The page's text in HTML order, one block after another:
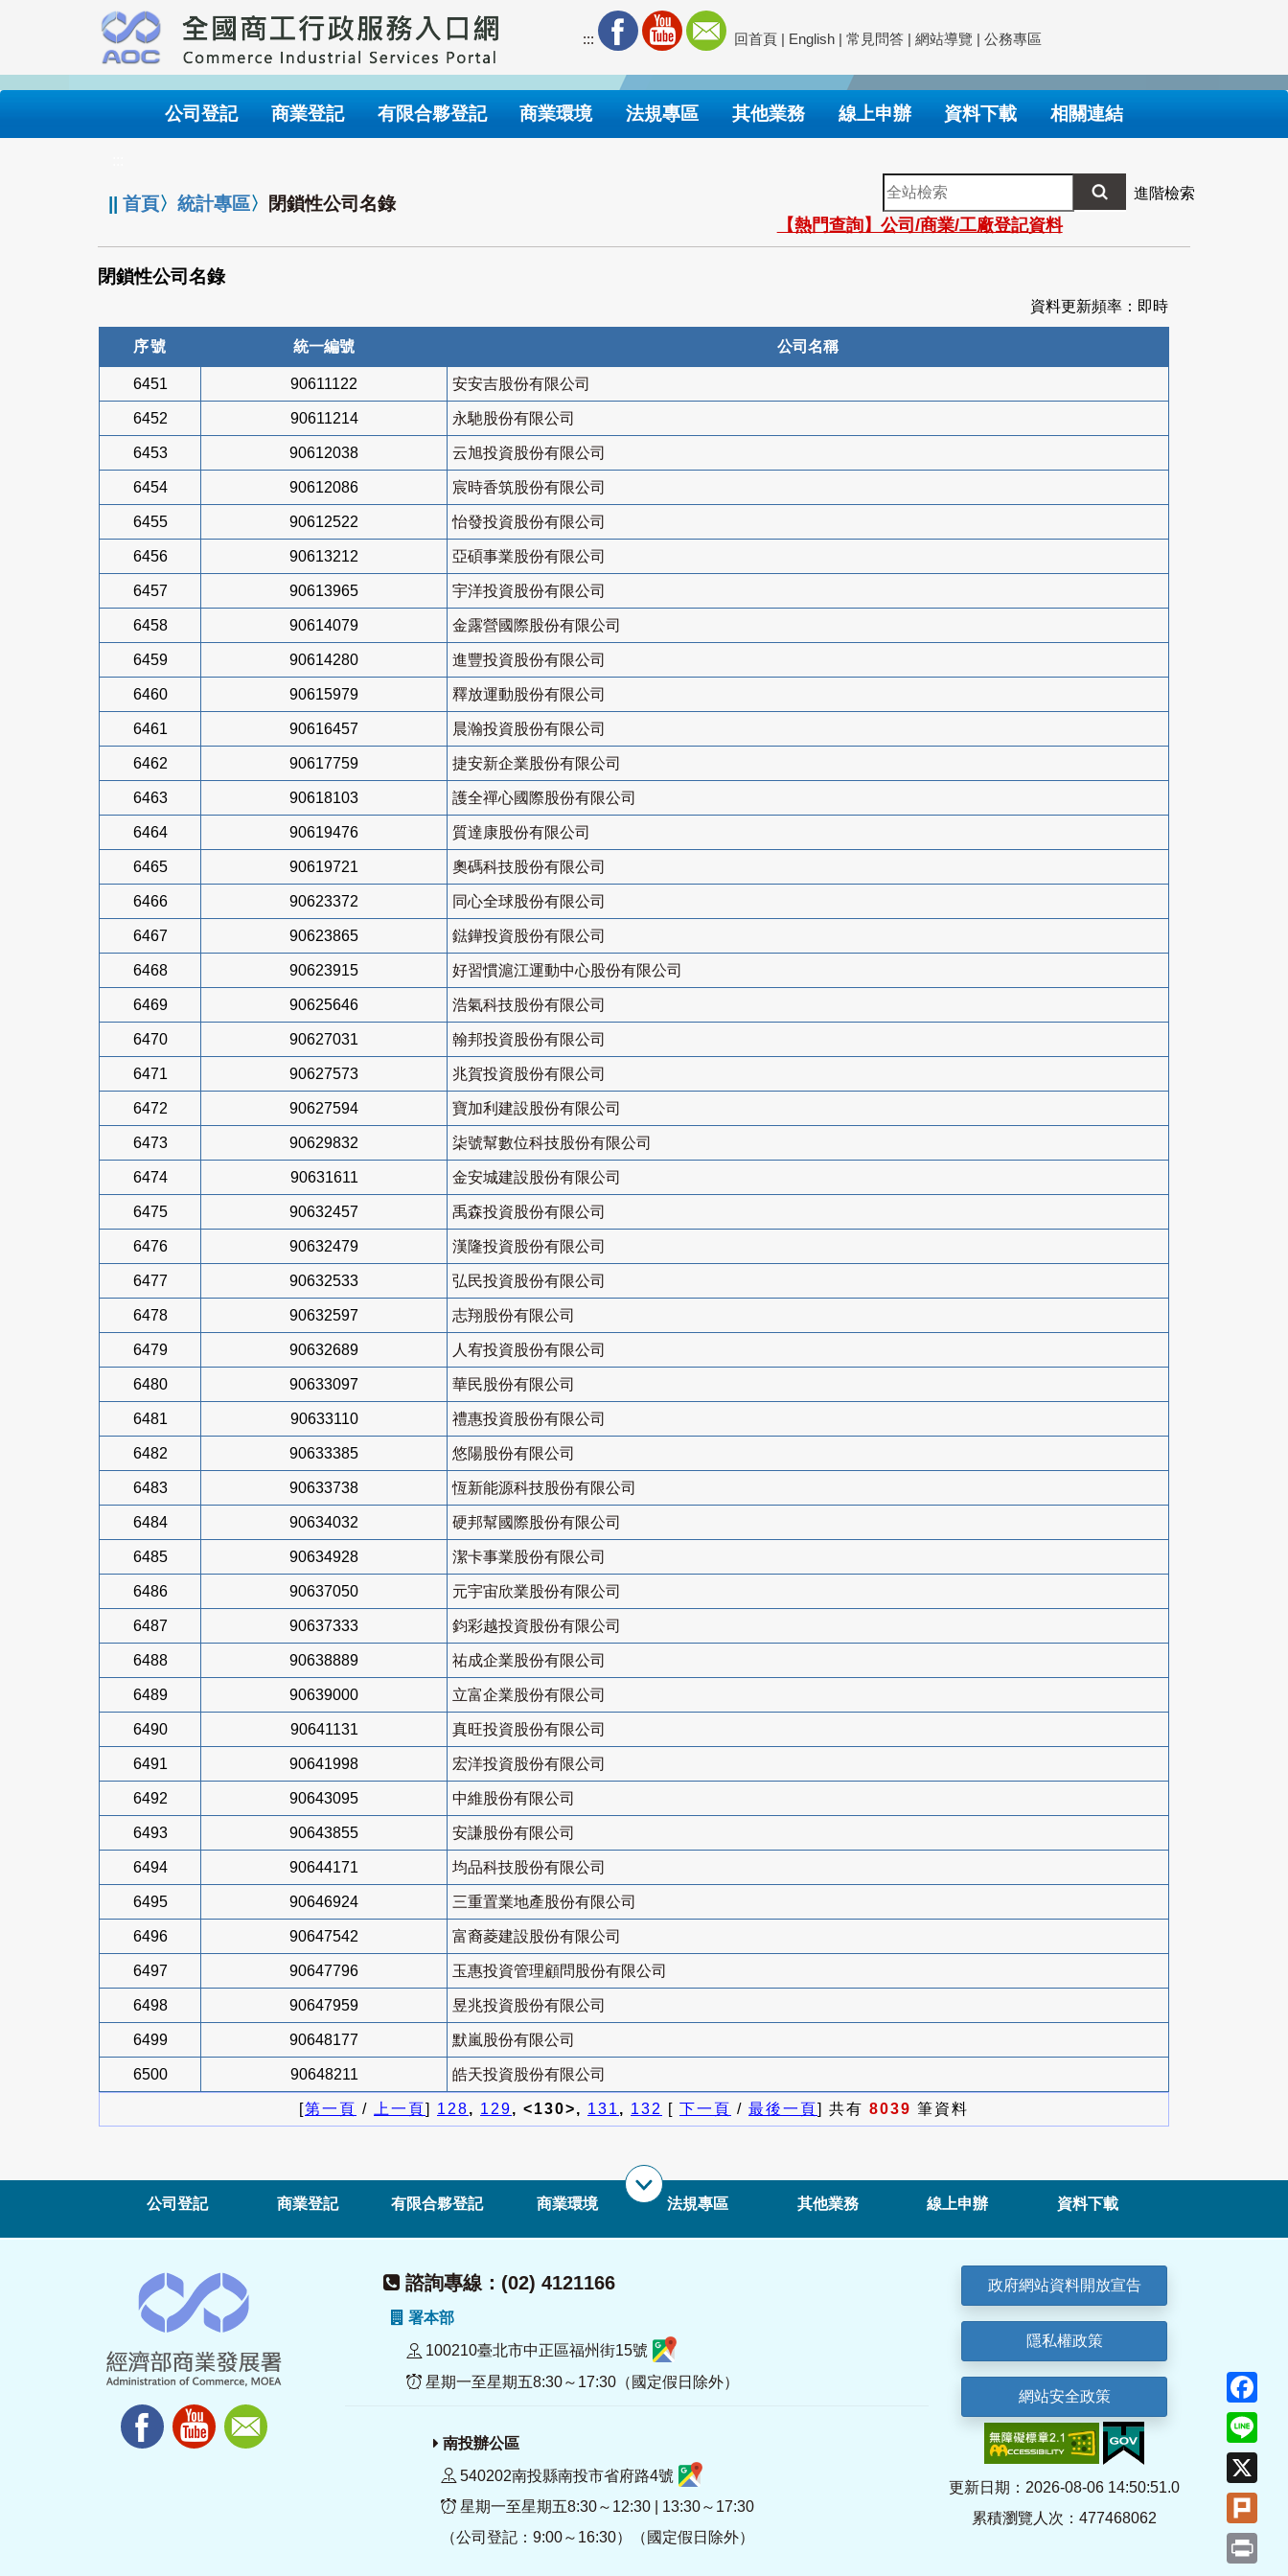
要
內
::: 回首頁 | English | 常見問答 | 網站導覽 | 公務專區
公司登記 商業登記 有限合夥登記 商業環境 法規專區 其他業務 線上申辦 資料下載 相關連結
||首頁〉統計專區〉 閉鎖性公司名錄
全
站
檢
索
進階檢索
【熱門查詢】公司/商業/工廠登記資料
閉鎖性公司名錄
資料更新頻率：即時
序號 統一編號 公司名稱
6451 90611122 安安吉股份有限公司
6452 90611214 永馳股份有限公司
6453 90612038 云旭投資股份有限公司
6454 90612086 宸時香筑股份有限公司
6455 90612522 怡發投資股份有限公司
6456 90613212 亞碩事業股份有限公司
6457 90613965 宇洋投資股份有限公司
6458 90614079 金露營國際股份有限公司
6459 90614280 進豐投資股份有限公司
6460 90615979 釋放運動股份有限公司
6461 90616457 晨瀚投資股份有限公司
6462 90617759 捷安新企業股份有限公司
6463 90618103 護全禪心國際股份有限公司
6464 90619476 質達康股份有限公司
6465 90619721 奧碼科技股份有限公司
6466 90623372 同心全球股份有限公司
6467 90623865 鍅鏵投資股份有限公司
6468 90623915 好習慣滬江運動中心股份有限公司
6469 90625646 浩氣科技股份有限公司
6470 90627031 翰邦投資股份有限公司
6471 90627573 兆賀投資股份有限公司
6472 90627594 寶加利建設股份有限公司
6473 90629832 柒號幫數位科技股份有限公司
6474 90631611 金安城建設股份有限公司
6475 90632457 禹森投資股份有限公司
6476 90632479 漢隆投資股份有限公司
6477 90632533 弘民投資股份有限公司
6478 90632597 志翔股份有限公司
6479 90632689 人宥投資股份有限公司
6480 90633097 華民股份有限公司
6481 90633110 禮惠投資股份有限公司
6482 90633385 悠陽股份有限公司
6483 90633738 恆新能源科技股份有限公司
6484 90634032 硬邦幫國際股份有限公司
6485 90634928 潔卡事業股份有限公司
6486 90637050 元宇宙欣業股份有限公司
6487 90637333 鈞彩越投資股份有限公司
6488 90638889 祐成企業股份有限公司
6489 90639000 立富企業股份有限公司
6490 90641131 真旺投資股份有限公司
6491 90641998 宏洋投資股份有限公司
6492 90643095 中維股份有限公司
6493 90643855 安謙股份有限公司
6494 90644171 均品科技股份有限公司
6495 90646924 三重置業地產股份有限公司
6496 90647542 富裔菱建設股份有限公司
6497 90647796 玉惠投資管理顧問股份有限公司
6498 90647959 昱兆投資股份有限公司
6499 90648177 默嵐股份有限公司
6500 90648211 皓天投資股份有限公司
[第一頁 / 上一頁] 128, 129, <130>, 131, 132 [ 下一頁 / 最後一頁] 共有 8039 筆資料
公司登記 商業登記 有限合夥登記 商業環境 法規專區 其他業務 線上申辦 資料下載
諮詢專線：(02) 4121166
署本部
100210臺北市中正區福州街15號
星期一至星期五8:30～17:30（國定假日除外）
南投辦公區
540202南投縣南投市省府路4號
星期一至星期五8:30～12:30 | 13:30～17:30
（公司登記：9:00～16:30）（國定假日除外）
政府網站資料開放宣告
隱私權政策
網站安全政策
更新日期：2026-08-06 14:50:51.0
累積瀏覽人次：477468062